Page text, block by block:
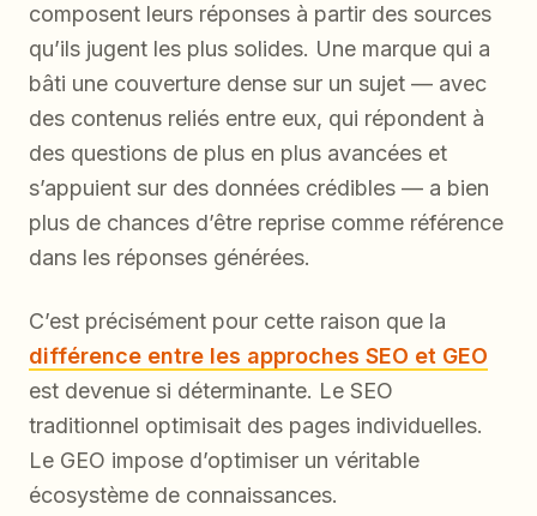
composent leurs réponses à partir des sources
qu’ils jugent les plus solides. Une marque qui a
bâti une couverture dense sur un sujet — avec
des contenus reliés entre eux, qui répondent à
des questions de plus en plus avancées et
s’appuient sur des données crédibles — a bien
plus de chances d’être reprise comme référence
dans les réponses générées.
C’est précisément pour cette raison que la
différence entre les approches SEO et GEO
est devenue si déterminante. Le SEO
traditionnel optimisait des pages individuelles.
Le GEO impose d’optimiser un véritable
écosystème de connaissances.